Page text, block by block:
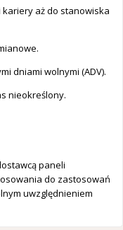
aż do stanowiska
dniami wolnymi (ADV).
nieokreślony.
paneli
do zastosowań
uwzględnieniem